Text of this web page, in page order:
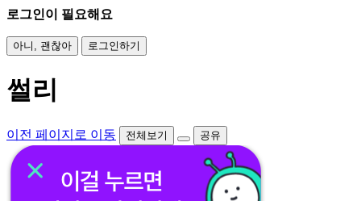
로그인이 필요해요
아니, 괜찮아 로그인하기
썰리
이전 페이지로 이동 전체보기 공유